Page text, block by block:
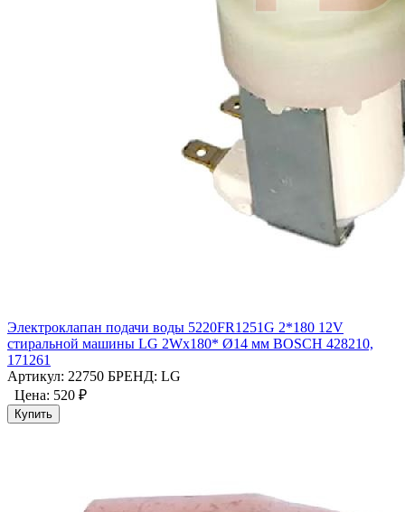
Электроклапан подачи воды 5220FR1251G 2*180 12V
стиральной машины LG 2Wx180* Ø14 мм BOSCH 428210,
171261
Артикул: 22750 БРЕНД: LG
Цена: 520 ₽
Купить